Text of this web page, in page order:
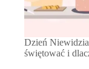
Dzień
świętować i